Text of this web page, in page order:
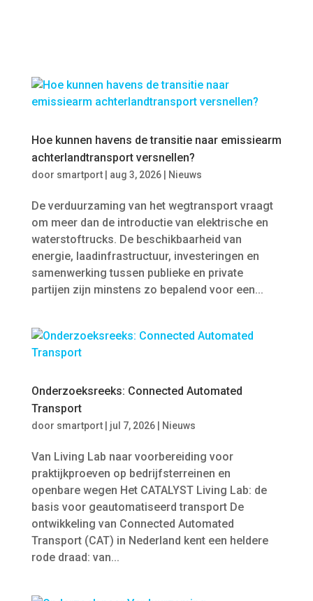
Hoe kunnen havens de transitie naar emissiearm
achterlandtransport versnellen?
door smartport| aug 3, 2026| Nieuws
De verduurzaming van het wegtransport vraagt
om meer dan de introductie van elektrische en
waterstoftrucks. De beschikbaarheid van
energie, laadinfrastructuur, investeringen en
samenwerking tussen publieke en private
partijen zijn minstens zo bepalend voor een...
Onderzoeksreeks: Connected Automated
Transport
door smartport| jul 7, 2026| Nieuws
Van Living Lab naar voorbereiding voor
praktijkproeven op bedrijfsterreinen en
openbare wegen Het CATALYST Living Lab: de
basis voor geautomatiseerd transport De
ontwikkeling van Connected Automated
Transport (CAT) in Nederland kent een heldere
rode draad: van...